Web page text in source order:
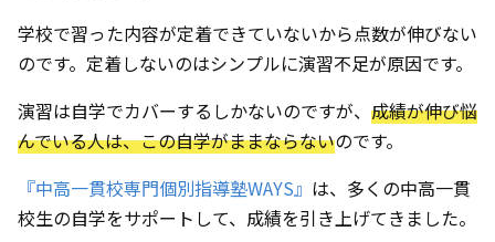
学校で習った内容が定着できていないから点数が伸びない
のです。定着しないのはシンプルに演習不足が原因です。
演習は自学でカバーするしかないのですが、 成績が伸び悩
んでいる人は、この自学がままならないのです。
『中高一貫校専門個別指導塾WAYS』 は、多くの中高一貫
校生の自学をサポートして、成績を引き上げてきました。